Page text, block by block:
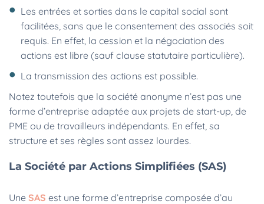
Les entrées et sorties dans le capital social sont
facilitées, sans que le consentement des associés soit
requis. En effet, la cession et la négociation des
actions est libre (sauf clause statutaire particulière).
La transmission des actions est possible.
Notez toutefois que la société anonyme n’est pas une
forme d’entreprise adaptée aux projets de start-up, de
PME ou de travailleurs indépendants. En effet, sa
structure et ses règles sont assez lourdes.
La Société par Actions Simplifiées (SAS)
Une SAS est une forme d’entreprise composée d’au